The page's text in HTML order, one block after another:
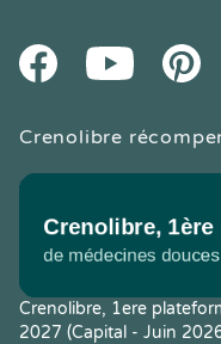
FacebookYoutube
Crenolibre
Crenolibre, 1ere
2027 (Capital - Juin